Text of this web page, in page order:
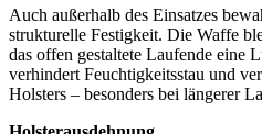
Auch außerhalb des Einsatzes
strukturelle Festigkeit. Die Waffe
das offen gestaltete Laufende eine
verhindert Feuchtigkeitsstau und
Holsters – besonders bei längerer